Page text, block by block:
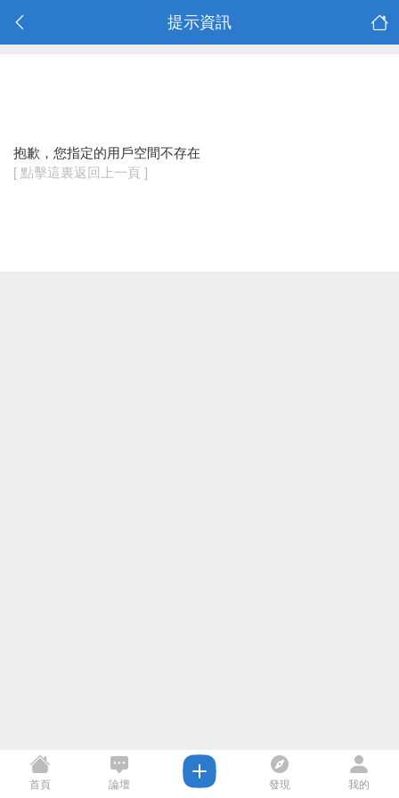
提示資訊
抱歉，您指定的用戶空間不存在
[ 點擊這裏返回上一頁 ]
首頁 論壇 發現 我的